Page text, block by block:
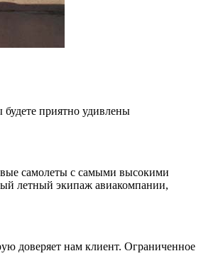
приятно удивлены
самолеты с самыми высокими
летный экипаж авиакомпании,
доверяет нам клиент. Ограниченное